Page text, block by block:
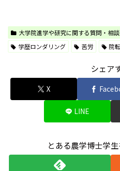
大学院進学や研究に関する質問・相談
学歴ロンダリング
苦労 院転
シェア
X
LINE
とある農学博士学